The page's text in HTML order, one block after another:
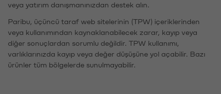
veya yatırım danışmanınızdan destek alın.
Paribu, üçüncü taraf web sitelerinin (TPW) içeriklerinden
veya kullanımından kaynaklanabilecek zarar, kayıp veya
diğer sonuçlardan sorumlu değildir. TPW kullanımı,
varlıklarınızda kayıp veya değer düşüşüne yol açabilir. Bazı
ürünler tüm bölgelerde sunulmayabilir.